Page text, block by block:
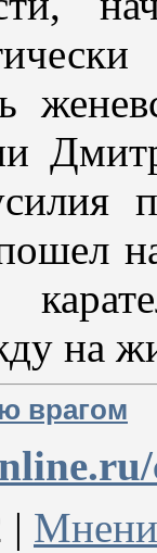
на
врагом
|